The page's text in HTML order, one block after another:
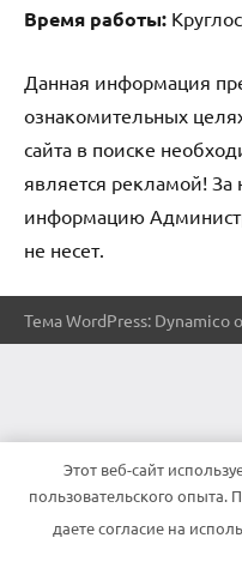
Время работы:
Данная информация
ознакомительных
сайта в поиске
является рекламой!
информацию
не несет.
Тема WordPress: Dynamico
Этот веб-сайт
пользовательского опыта.
даете согласие на